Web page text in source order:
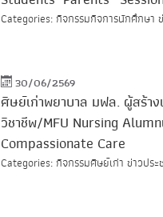
Categories: กิจกรรมกิจการนักศึกษา
30/06/2569
ศิษย์เก่าพยาบาล มฟล. ผู้สร้า
วิชาชีพ/MFU Nursing
Compassionate Care
Categories: กิจกรรมศิษย์เก่า ข่าวปร